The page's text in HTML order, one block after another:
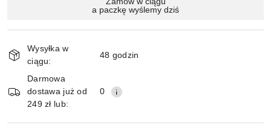
Wyślij
dostawa
a paczkę wyślemy dziś
Wysyłka w
ciągu:
48 godzin
Darmowa
dostawa już od
249 zł lub:
0